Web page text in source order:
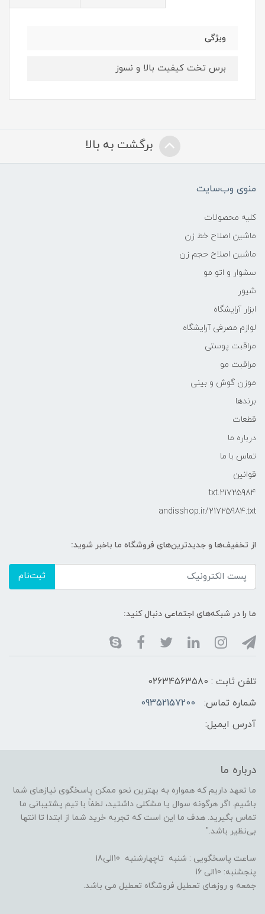
ویژگی
برس تخت کیفیت بالا و نسوز
برگشت به بالا
منوی وب‌سایت
کلیه محصولات
ماشین اصلاح خط زن
ماشین اصلاح حجم زن
سشوار و اتو مو
شیور
ابزار آرایشگاه
لوازم مصرفی آرایشگاه
مراقبت پوستی
مراقبت مو
موزن گوش و بینی
برندها
قطعات
درباره ما
تماس با ما
قوانین
21725984.txt
andisshop.ir/21725984.txt
از تخفیف‌ها و جدیدترین‌های فروشگاه ما باخبر شوید:
ثبت‌نام
ما را در شبکه‌های اجتماعی دنبال کنید:
تلفن ثابت : 02634563580
شماره تماس:
09352157200
آدرس ایمیل:
درباره ما
ما تعهد داریم که همواره به بهترین نحو ممکن پاسخگوی نیازهای شما
باشیم. اگر هرگونه سوال یا مشکلی داشتید، لطفاً با تیم پشتیبانی ما
تماس بگیرید. هدف ما این است که تجربه خرید شما از ابتدا تا انتها
بی‌نظیر باشد."
ساعت پاسخگویی : شنبه تاچهارشنبه 10الی18
پنجشنبه: 10الی 16
جمعه و روزهای تعطیل فروشگاه تعطیل می باشد.